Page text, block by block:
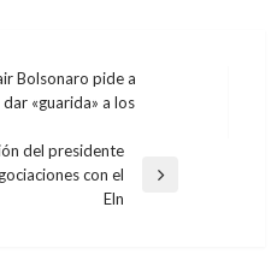
Bolsonaro pide a
«guarida» a los
del presidente
con el
Eln